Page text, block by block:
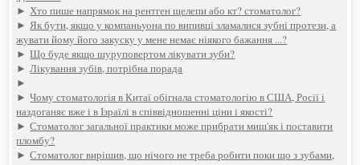
►Хто пише напрямок на рентген щелепи або кт? стоматолог?
►Як бути, якщо у компаньyoна по випивці зламалися зубні протези, а
жувати йому його закуску у мене немає ніякого бажання ...?
►Що буде якщо шуруповертом лікувати зуби?
►Лікування зубів, потрібна порада
►
►Чому стоматологія в Китаї обігнала стоматологію в США, Росії і
наздоганяє вже і в Ізраїлі в співвідношенні ціни і якості?
►Стоматолог загальної практики може прибрати миш'як і поставити
пломбу?
►Стоматолог вирішив, що нічого не треба робити поки що з зубами,